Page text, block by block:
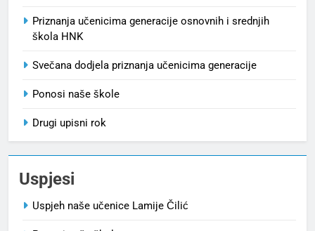
Priznanja učenicima generacije osnovnih i srednjih
škola HNK
Svečana dodjela priznanja učenicima generacije
Ponosi naše škole
Drugi upisni rok
Uspjesi
Uspjeh naše učenice Lamije Čilić